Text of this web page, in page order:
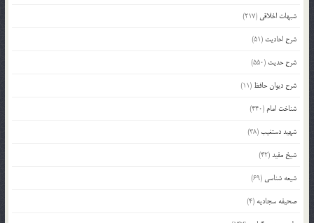
شبهات اخلاقی (217)
شرح احادیث (51)
شرح حدیث (550)
شرح دیوان حافظ (11)
شناخت امام (440)
شهید دستغیب(38)
شیخ مفید(42)
شیعه شناسی (69)
صحیفه سجادیه (4)